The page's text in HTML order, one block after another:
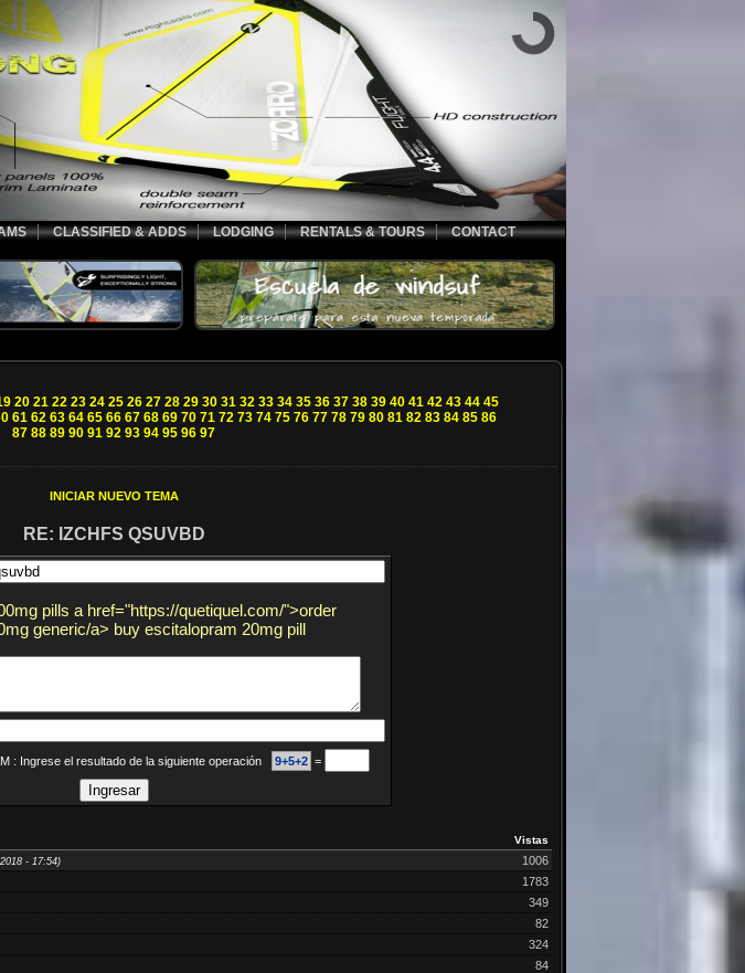
CLASSIFIED & ADDS LODGING RENTALS & TOURS CONTACT
20 21 22 23 24 25 26 27 28 29 30 31 32 33 34 35 36 37 38 39 40 41 42 43 44 45
61 62 63 64 65 66 67 68 69 70 71 72 73 74 75 76 77 78 79 80 81 82 83 84 85 86
87 88 89 90 91 92 93 94 95 96 97
INICIAR NUEVO TEMA
RE: IZCHFS QSUVBD
pills a href="https://quetiquel.com/">order
generic/a> buy escitalopram 20mg pill
: Ingrese el resultado de la siguiente operación 9+5+2 =
Vistas
1006
- 17:54)
1783
349
82
324
84